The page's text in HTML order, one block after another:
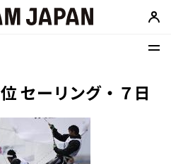
セーリング・７日